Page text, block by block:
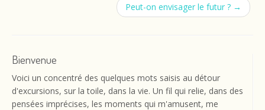
Peut-on envisager le futur ? →
Bienvenue
Voici un concentré des quelques mots saisis au détour
d'excursions, sur la toile, dans la vie. Un fil qui relie, dans des
pensées imprécises, les moments qui m'amusent, me